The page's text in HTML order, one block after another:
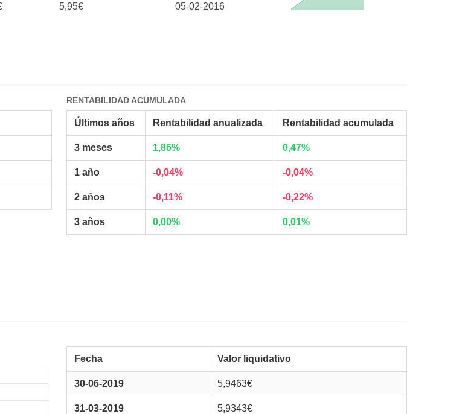
5,95€ 05-02-2016
RENTABILIDAD ACUMULADA
Últimos años Rentabilidad anualizada Rentabilidad acumulada
3 meses 1,86% 0,47%
1 año -0,04% -0,04%
2 años -0,11% -0,22%
3 años 0,00% 0,01%
Fecha
Valor liquidativo
30-06-2019 5,9463€
31-03-2019 5,9343€